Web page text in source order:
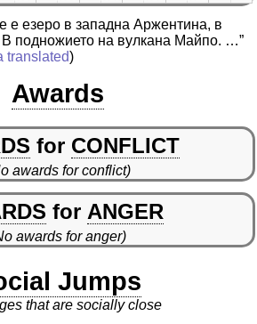
е езеро в западна Аржентина, в
подножието на вулкана Майпо. …”
translated)
Awards
for CONFLICT
awards for conflict)
for ANGER
awards for anger)
Jumps
that are socially close